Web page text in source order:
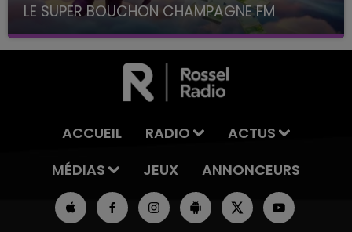
LE SUPER BOUCHON CHAMPAGNE FM
avec La Famille Champagne FM, à 8H10
ACCUEIL RADIO
ACTUS
MÉDIAS
JEUX ANNONCEURS